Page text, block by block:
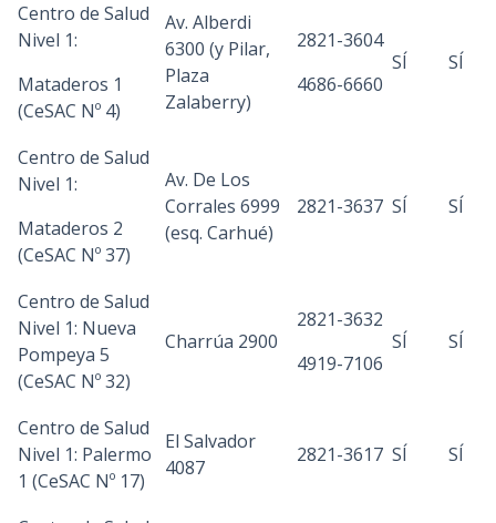
Centro de Salud
Nivel 1:
Mataderos 1
(CeSAC Nº 4)
Av. Alberdi
6300 (y Pilar,
Plaza
Zalaberry)
2821-3604
4686-6660
SÍ SÍ
Centro de Salud
Nivel 1:
Mataderos 2
(CeSAC Nº 37)
Av. De Los
Corrales 6999
(esq. Carhué)
2821-3637 SÍ SÍ
Centro de Salud
Nivel 1: Nueva
Pompeya 5
(CeSAC Nº 32)
Charrúa 2900
2821-3632
4919-7106
SÍ SÍ
Centro de Salud
Nivel 1: Palermo
1 (CeSAC Nº 17)
El Salvador
4087
2821-3617 SÍ SÍ